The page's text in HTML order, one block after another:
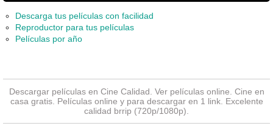
Descarga tus películas con facilidad
Reproductor para tus películas
Películas por año
Descargar películas en Cine Calidad. Ver películas online . Cine en
casa gratis. Películas online y para descargar en 1 link. Excelente
calidad brrip (720p/1080p).